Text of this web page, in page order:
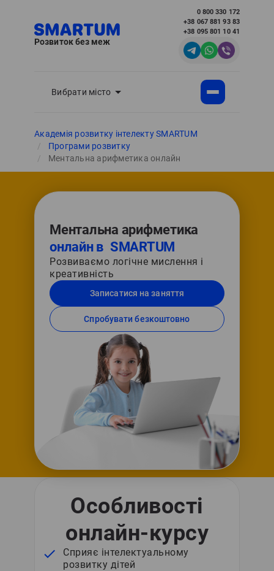
Розвиток без меж
Вибрати місто
0 800 330 172
+38 067 881 93 83
+38 095 801 10 41
Академія розвитку інтелекту SMARTUM
Програми розвитку
Ментальна арифметика онлайн
Ментальна арифметика
онлайн в SMARTUM
Розвиваємо логічне мислення і
креативність
Записатися на заняття
Спробувати безкоштовно
Особливості
онлайн-курсу
Сприяє інтелектуальному
розвитку дітей